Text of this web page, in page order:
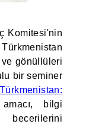
Komitesi'nin
ve gönüllüleri
bir seminer
Türkmenistan:
bilgi